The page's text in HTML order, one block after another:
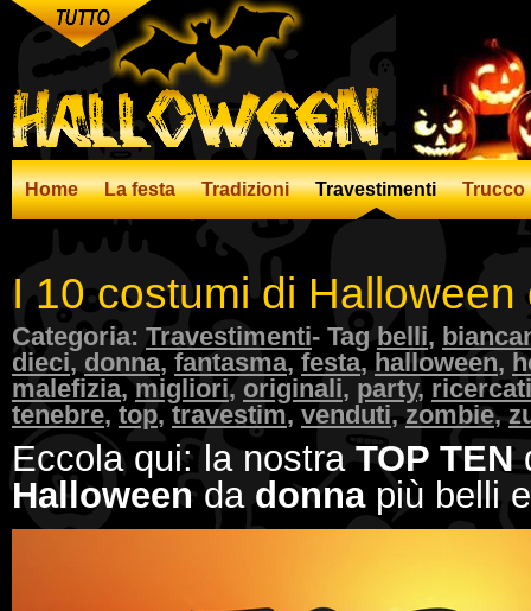
Home La festa Tradizioni Travestimenti Trucco
I 10 costumi di
Categoria: Travestimenti- Tag belli,
dieci, donna, fantasma, festa, halloween,
malefizia, migliori, originali, party, ricercati
tenebre, top, travestim, venduti, zombie,
Eccola qui: la nostra TOP TEN
Halloween da donnapiù belli